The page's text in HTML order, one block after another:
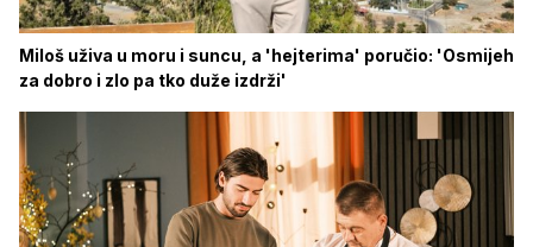
Miloš uživa u moru i suncu, a 'hejterima' poručio: 'Osmijeh
za dobro i zlo pa tko duže izdrži'